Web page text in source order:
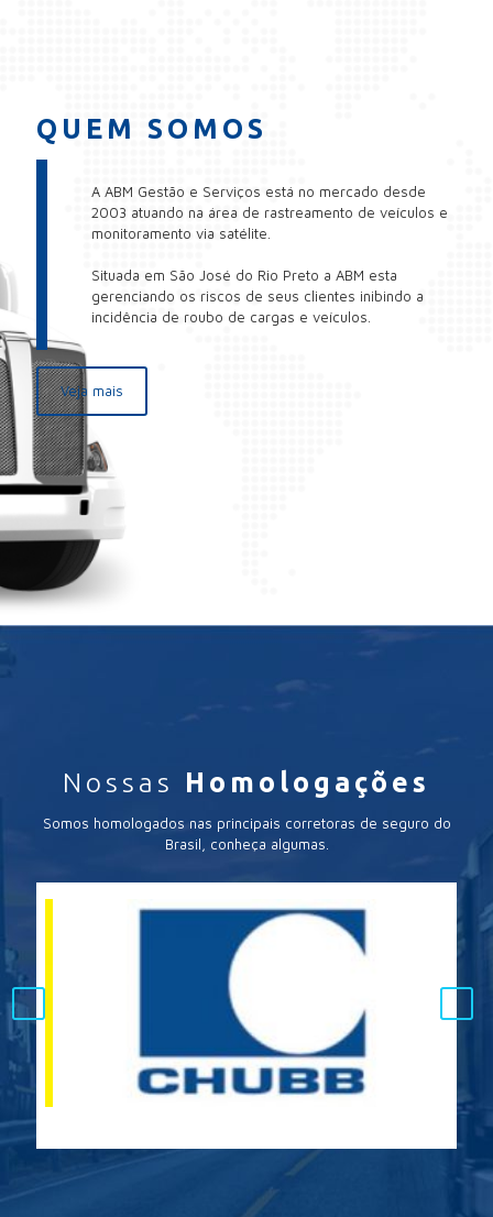
QUEM SOMOS
A ABM Gestão e Serviços está no mercado desde
2003 atuando na área de rastreamento de veículos e
monitoramento via satélite.
Situada em São José do Rio Preto a ABM esta
gerenciando os riscos de seus clientes inibindo a
incidência de roubo de cargas e veículos.
Veja mais
Nossas Homologações
Somos homologados nas principais corretoras de seguro do
Brasil, conheça algumas.